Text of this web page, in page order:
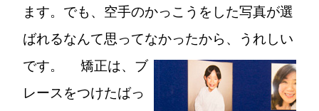
ます。でも、空手のかっこうをした写真が選
ばれるなんて思ってなかったから、うれしい
です。
矯正は、ブ
レースをつけたばっ